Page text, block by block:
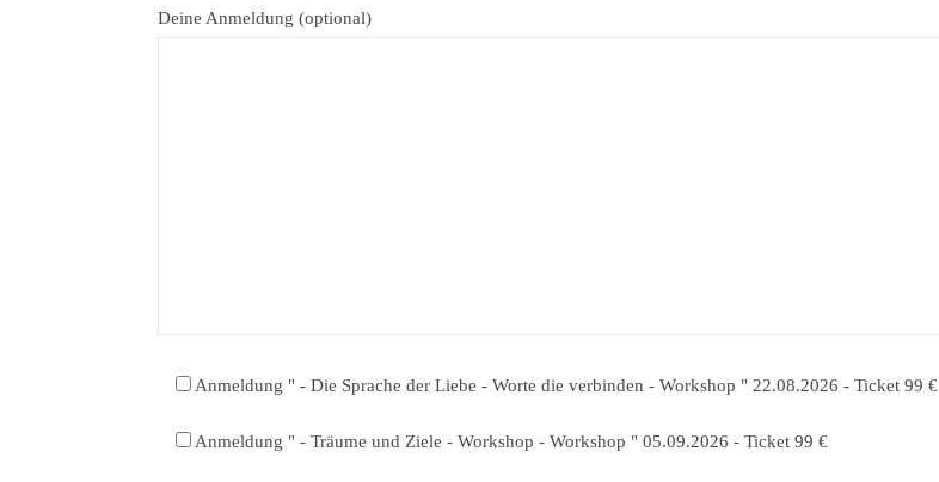
Deine Anmeldung (optional)
Anmeldung " - Die Sprache der Liebe - Worte die verbinden - Workshop " 22.08.2026 - Ticket 99 €
Anmeldung " - Träume und Ziele - Workshop - Workshop " 05.09.2026 - Ticket 99 €